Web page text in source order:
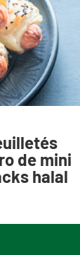
de mini
halal